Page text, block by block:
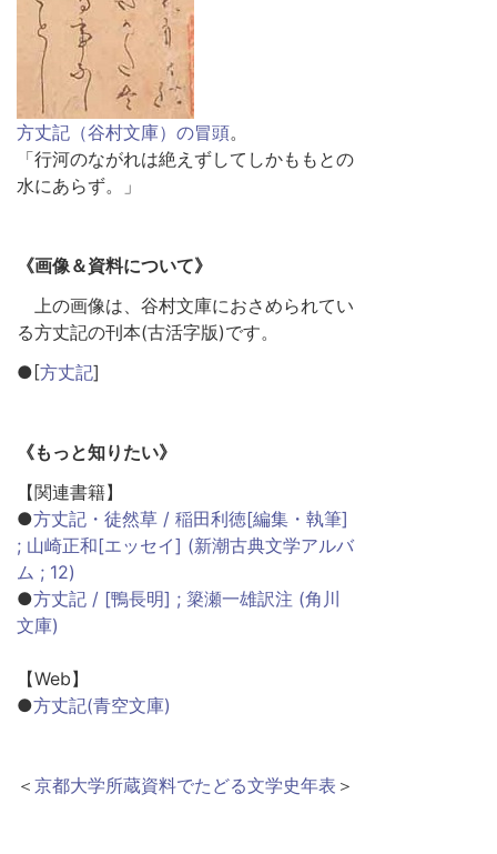
方丈記（谷村文庫）の冒頭。
「行河のながれは絶えずしてしかももとの
水にあらず。」
《画像＆資料について》
上の画像は、谷村文庫におさめられてい
る方丈記の刊本(古活字版)です。
●[方丈記]
《もっと知りたい》
【関連書籍】
●方丈記・徒然草 / 稲田利徳[編集・執筆]
; 山崎正和[エッセイ] (新潮古典文学アルバ
ム ; 12)
●方丈記 / [鴨長明] ; 簗瀬一雄訳注 (角川
文庫)
【Web】
●方丈記(青空文庫)
＜ 京都大学所蔵資料でたどる文学史年表 ＞